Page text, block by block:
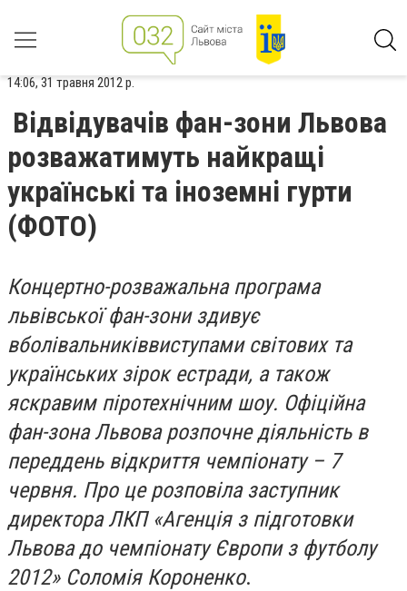
14:06, 31 травня 2012 р.
Відвідувачів фан-зони Львова
розважатимуть найкращі
українські та іноземні гурти
(ФОТО)
Концертно-розважальна програма
львівської фан-зони здивує
вболівальниківвиступами світових та
українських зірок естради, а також
яскравим піротехнічним шоу. Офіційна
фан-зона Львова розпочне діяльність в
переддень відкриття чемпіонату – 7
червня. Про це розповіла заступник
директора ЛКП «Агенція з підготовки
Львова до чемпіонату Європи з футболу
2012» Соломія Короненко.